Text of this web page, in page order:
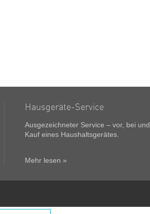
Hausgeräte-Service
Ausgezeichneter Service – vor, bei
Kauf eines Haushaltsgerätes.
Mehr lesen »